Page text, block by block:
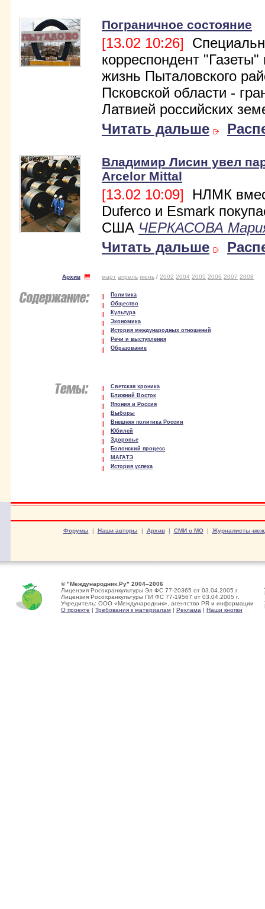
Пограничное состояние
[13.02 10:26]
корреспондент "Газеты"
жизнь Пыталовского
Псковской области -
Латвией российских
Читать дальше
Владимир Лисин увел
Arcelor Mittal
[13.02 10:09] НЛМК
Duferco и Esmark
США ЧЕРКАСОВА
Читать дальше
Архив март апрель июнь / 2002 2004 2005 2006 2007 2008
Политика
Общество
Культура
Экономика
История международных отношений
Речи и выступления
Образование
Светская хроника
Ближний Восток
Япония и Россия
Выборы
Внешняя политика России
Юбилей
Здоровье
Болонский процесс
МАГАТЭ
История успеха
Форумы | Наши авторы | Архив| СМИ о МО| Журналисты-
© "Международник.Ру" 2004–2006
Лицензия Росохранкультуры Эл ФС 77-20365 от 03.04.2005 г.
Лицензия Росохранкультуры ПИ ФС 77-19567 от 03.04.2005 г.
Учредитель: ООО «Международник», агентство PR и информации
О проекте | Требования к материалам | Реклама | Наши кнопки